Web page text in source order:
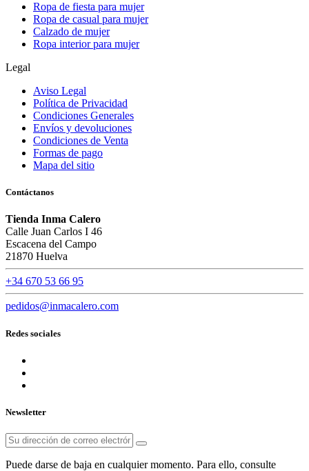
Ropa de fiesta para mujer
Ropa de casual para mujer
Calzado de mujer
Ropa interior para mujer
Legal
Aviso Legal
Política de Privacidad
Condiciones Generales
Envíos y devoluciones
Condiciones de Venta
Formas de pago
Mapa del sitio
Contáctanos
Tienda Inma Calero
Calle Juan Carlos I 46
Escacena del Campo
21870 Huelva
+34 670 53 66 95
pedidos@inmacalero.com
Redes sociales
Newsletter
Puede darse de baja en cualquier momento. Para ello, consulte